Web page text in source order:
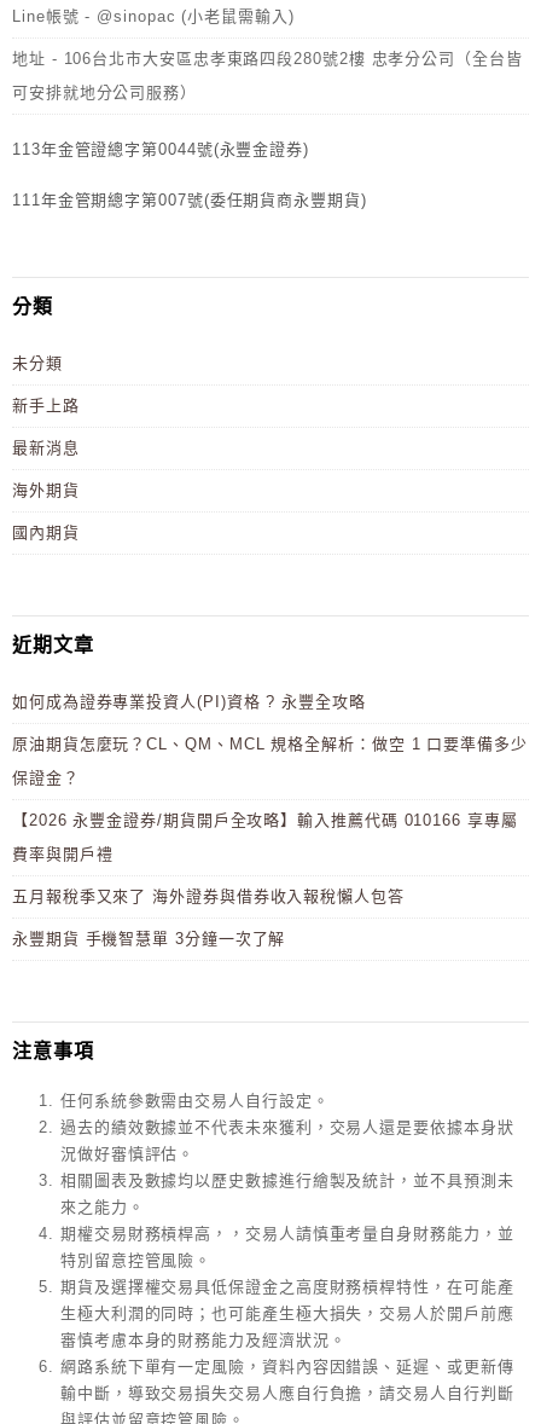
Line帳號 - @sinopac (小老鼠需輸入)
地址 - 106台北市大安區忠孝東路四段280號2樓 忠孝分公司（全台皆
可安排就地分公司服務）
113年金管證總字第0044號(永豐金證券)
111年金管期總字第007號(委任期貨商永豐期貨)
分類
未分類
新手上路
最新消息
海外期貨
國內期貨
近期文章
如何成為證券專業投資人(PI)資格 ? 永豐全攻略
原油期貨怎麼玩？CL、QM、MCL 規格全解析：做空 1 口要準備多少
保證金？
【2026 永豐金證券/期貨開戶全攻略】輸入推薦代碼 010166 享專屬
費率與開戶禮
五月報稅季又來了 海外證券與借券收入報稅懶人包答
永豐期貨 手機智慧單 3分鐘一次了解
注意事項
任何系統參數需由交易人自行設定。
過去的績效數據並不代表未來獲利，交易人還是要依據本身狀
況做好審慎評估。
相關圖表及數據均以歷史數據進行繪製及統計，並不具預測未
來之能力。
期權交易財務槓桿高，，交易人請慎重考量自身財務能力，並
特別留意控管風險。
期貨及選擇權交易具低保證金之高度財務槓桿特性，在可能產
生極大利潤的同時；也可能產生極大損失，交易人於開戶前應
審慎考慮本身的財務能力及經濟狀況。
網路系統下單有一定風險，資料內容因錯誤、延遲、或更新傳
輸中斷，導致交易損失交易人應自行負擔，請交易人自行判斷
與評估並留意控管風險。